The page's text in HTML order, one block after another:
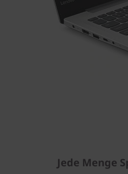
Jede Menge